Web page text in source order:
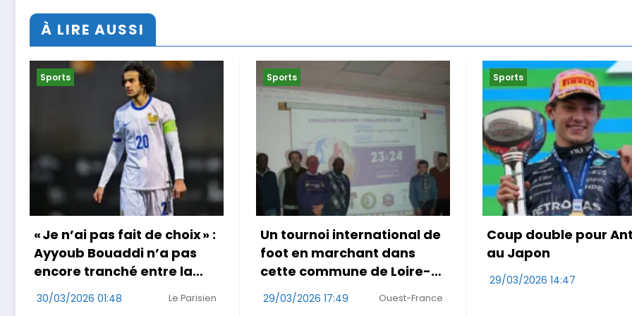
À LIRE AUSSI
Sports
Un tournoi international de
foot en marchant dans
cette commune de Loire-
Atlantique
29/03/2026 17:49 Ouest-France
Sports
Coup double pour Antonelli
au Japon
29/03/2026 14:47 RDS
Sports
Le Maroc accroché
première de Mo
29/03/2026 10:47